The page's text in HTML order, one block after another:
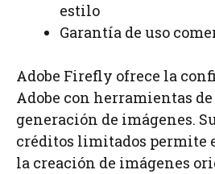
estilo
Garantía de uso
Adobe Firefly ofrece la
Adobe con herramientas
generación de imágenes.
créditos limitados permite
la creación de imágenes